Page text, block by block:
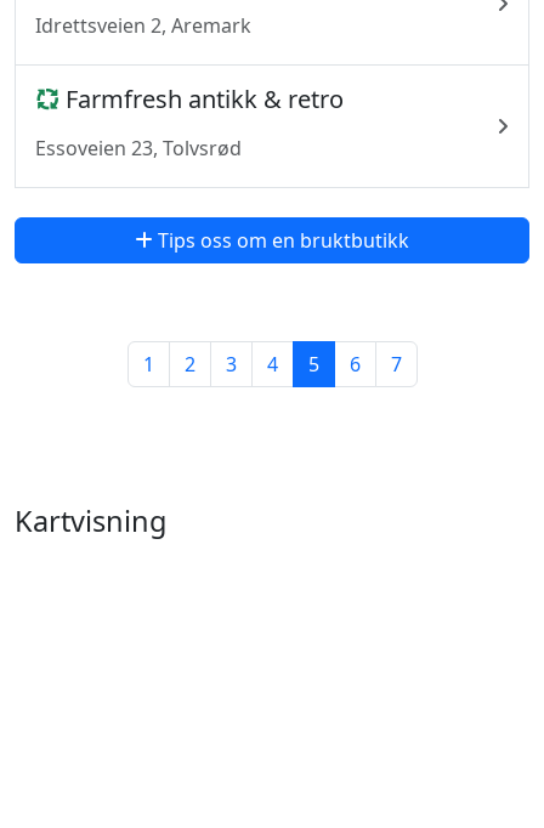
Idrettsveien 2, Aremark
Farmfresh antikk & retro
Essoveien 23, Tolvsrød
Tips oss om en bruktbutikk
1 2 3 4 5 6 7
Kartvisning